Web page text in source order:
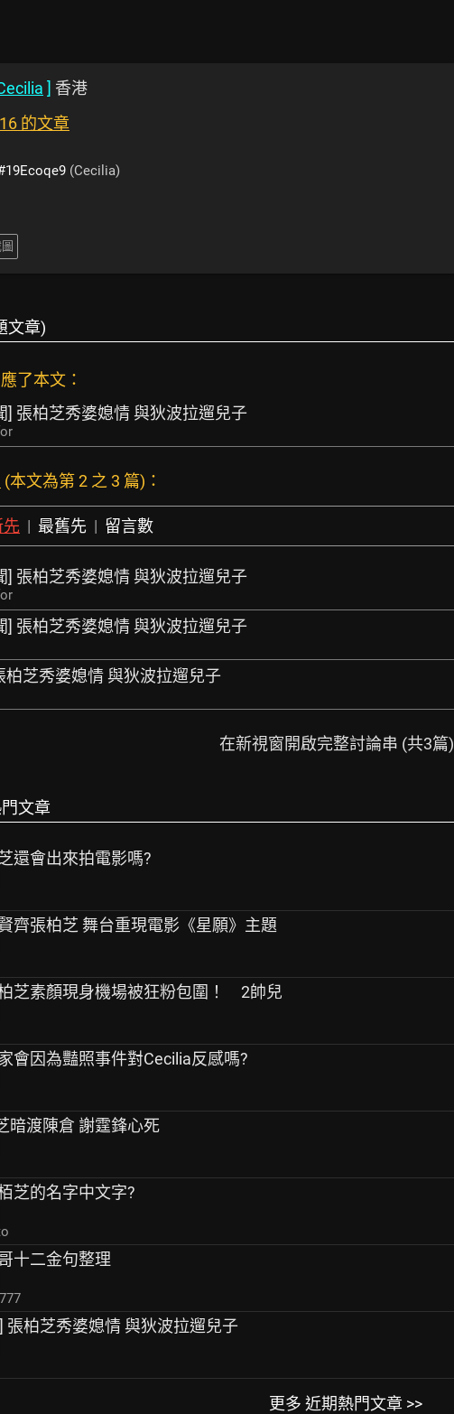
] 香港
的文章
(Cecilia)
文章)
了本文 ：
] 張柏芝秀婆媳情 與狄波拉遛兒子
(本文為第 2 之 3 篇)：
先 | 最舊先 | 留言數
] 張柏芝秀婆媳情 與狄波拉遛兒子
] 張柏芝秀婆媳情 與狄波拉遛兒子
柏芝秀婆媳情 與狄波拉遛兒子
在新視窗開啟完整討論串 (共3篇)
文章
還會出來拍電影嗎?
齊張柏芝 舞台重現電影《星願》主題
芝素顏現身機場被狂粉包圍！ 2帥兒
會因為豔照事件對Cecilia反感嗎?
暗渡陳倉 謝霆鋒心死
芝的名字中文字?
十二金句整理
張柏芝秀婆媳情 與狄波拉遛兒子
更多 近期熱門文章 >>